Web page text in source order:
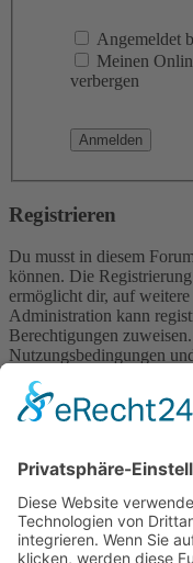
Angemeldet
Meinen
verbergen
Registrieren
Du musst in diesem
können. Die
ermöglicht dir, auf
Administration kann
Berechtigungen
Nutzungsbedingungen
wenn du dich in diesem
Foren-Übersicht
Alle Zeiten sind